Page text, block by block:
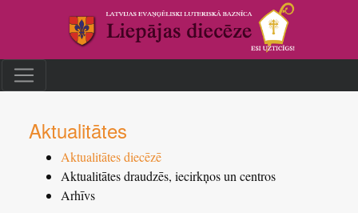
Aktualitātes
Aktualitātes diecēzē
Aktualitātes draudzēs, iecirkņos un centros
Arhīvs